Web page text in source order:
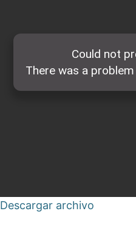
Descargar archivo